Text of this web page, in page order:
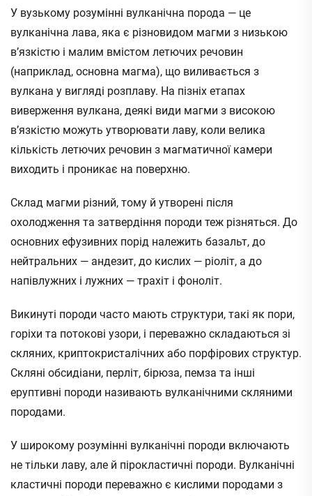
У вузькому розумінні вулканічна порода — це
вулканічна лава, яка є різновидом магми з низькою
в’язкістю і малим вмістом летючих речовин
(наприклад, основна магма), що виливається з
вулкана у вигляді розплаву. На пізніх етапах
виверження вулкана, деякі види магми з високою
в’язкістю можуть утворювати лаву, коли велика
кількість летючих речовин з магматичної камери
виходить і проникає на поверхню.
Склад магми різний, тому й утворені після
охолодження та затвердіння породи теж різняться. До
основних ефузивних порід належить базальт, до
нейтральних — андезит, до кислих — ріоліт, а до
напівлужних і лужних — трахіт і фоноліт.
Викинуті породи часто мають структури, такі як пори,
горіхи та потокові узори, і переважно складаються зі
скляних, криптокристалічних або порфірових структур.
Скляні обсидіани, перліт, бірюза, пемза та інші
еруптивні породи називають вулканічними скляними
породами.
У широкому розумінні вулканічні породи включають
не тільки лаву, але й пірокластичні породи. Вулканічні
кластичні породи переважно є кислими породами з